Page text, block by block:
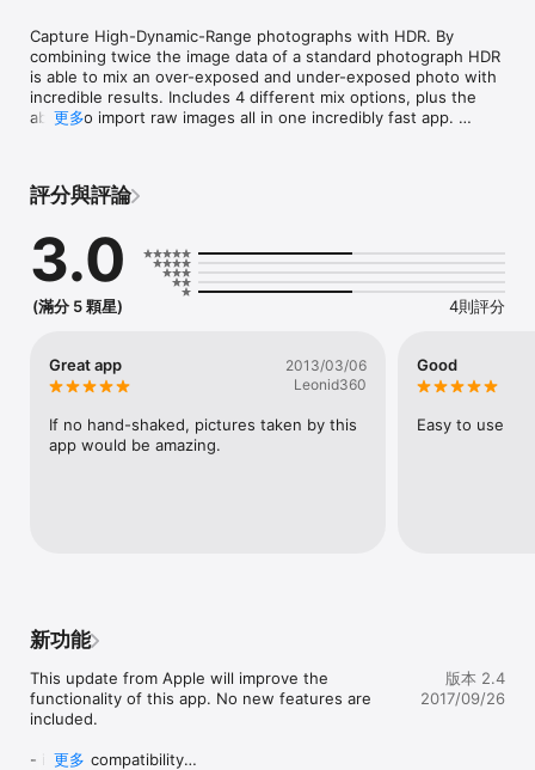
Capture High-Dynamic-Range photographs with HDR. By
combining twice the image data of a standard photograph HDR
is able to mix an over-exposed and under-exposed photo with
incredible results. Includes 4 different mix options, plus the
ability to import raw images all in one incredibly fast app.
- Automatic and manual modes (To set exposure manually:
tap to return to automatic mode)
- Import from Photos: Select light and dark photos from library
to mix in HDR.
- Alignment: Photos are automatically aligned for the sharpest
- Native device camera resolution support
更多
評分與評論
3.0
(滿分 5 顆星) 4則評分
Great app
2013/03/06
Leonid360
If no hand-shaked, pictures taken by this
app would be amazing.
Good
Easy to use
新功能
This update from Apple will improve the
functionality of this app. No new features are
included.
- iOS 11 compatibility
更多
版本 2.4
2017/09/26